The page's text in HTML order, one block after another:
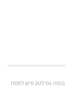
בופה גפילטע פיש לפסח